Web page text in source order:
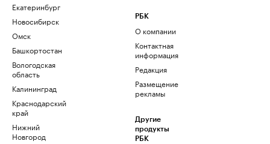
Екатеринбург
Новосибирск
Омск
Башкортостан
Вологодская
область
Калининград
Краснодарский
край
Нижний
Новгород
РБК
О компании
Контактная
информация
Редакция
Размещение
рекламы
Другие
продукты
РБК